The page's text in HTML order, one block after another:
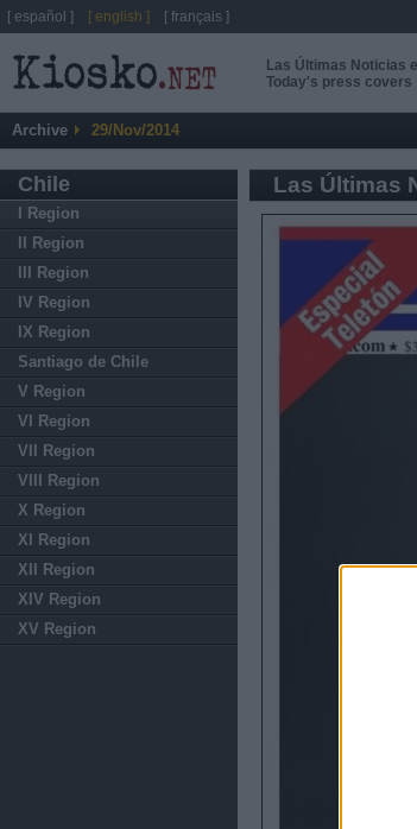
Las Últimas Noticias
Today's press covers
Archive 29/Nov/2014
Chile
I Region
II Region
III Region
IV Region
IX Region
Santiago de Chile
V Region
VI Region
VII Region
VIII Region
X Region
XI Region
XII Region
XIV Region
XV Region
Las Últimas
[ español ] [ english ] [ français ]